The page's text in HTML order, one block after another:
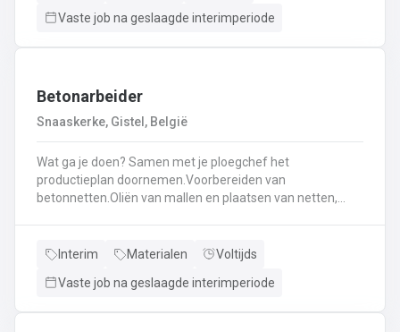
kwaliteitsgericht volgens veiligheidsvoorschriftenDraagt
Vaste job na geslaagde interimperiode
Betonarbeider
Snaaskerke, Gistel, België
Wat ga je doen? Samen met je ploegchef het
productieplan doornemen.Voorbereiden van
betonnetten.Oliën van mallen en plaatsen van netten,
eindafwerking.Frezen, boren, en zagen in de
klaar zijn voor gebruik.Opruimen van de werkplaats en
Interim Materialen
Voltijds
Vaste job na geslaagde interimperiode